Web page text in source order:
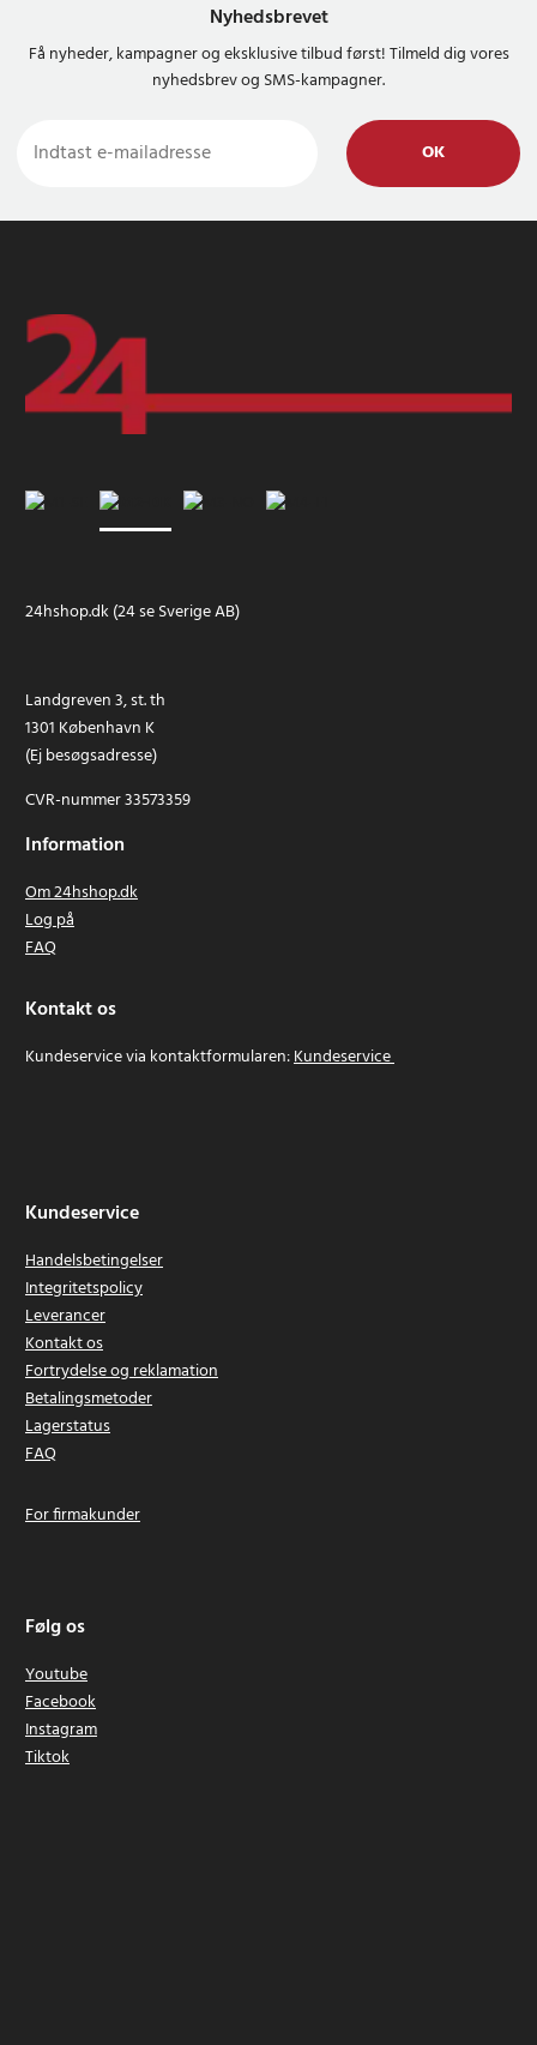
Nyhedsbrevet
Få nyheder, kampagner og eksklusive tilbud først! Tilmeld dig vores
nyhedsbrev og SMS-kampagner.
OK
24hshop.dk (24 se Sverige AB)
Landgreven 3, st. th
1301 København K
(Ej besøgsadresse)
CVR-nummer 33573359
Information
Om 24hshop.dk
Log på
FAQ
Kontakt os
Kundeservice via kontaktformularen:Kundeservice
Kundeservice
Handelsbetingelser
Integritetspolicy
Leverancer
Kontakt os
Fortrydelse og reklamation
Betalingsmetoder
Lagerstatus
FAQ
For firmakunder
Følg os
Youtube
Facebook
Instagram
Tiktok